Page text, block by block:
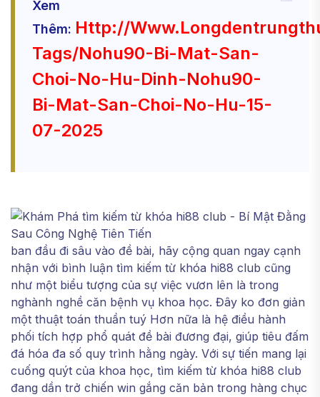
Xem
Thêm: Http://
Tags/nohu90-Bi-Mat-San-
Choi-No-Hu-Dinh-Nohu90-
Bi-Mat-San-Choi-No-Hu-15-
07-2025
ban đầu đi sâu vào đề bài, hãy cộng quan ngay cạnh
nhận với bình luận tìm kiếm từ khóa hi88 club cũng
như một biểu tượng của sự việc vươn lên là trong
nghành nghề căn bệnh vụ khoa học. Đây ko đơn giản
một thuật toán thuần tuý Hơn nữa là hệ điều hành
phối tích hợp phổ quát đề bài đương đại, giúp tiêu đấm
đá hóa đa số quy trình hằng ngày. Với sự tiến mang lại
cuống quýt của khoa học, tìm kiếm từ khóa hi88 club
đang dần trở chiến win gắng căn bản trong hàng chục